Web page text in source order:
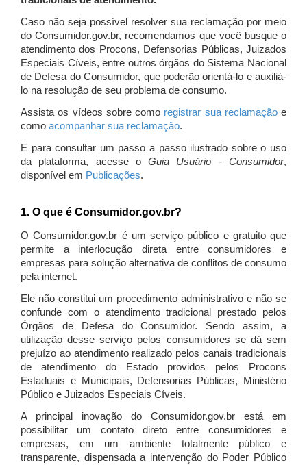
Caso não seja possível resolver sua reclamação por meio
do Consumidor.gov.br, recomendamos que você busque o
atendimento dos Procons, Defensorias Públicas, Juizados
Especiais Cíveis, entre outros órgãos do Sistema Nacional
de Defesa do Consumidor, que poderão orientá-lo e auxiliá-
lo na resolução de seu problema de consumo.
Assista os vídeos sobre como registrar sua reclamaçãoe
como acompanhar sua reclamação.
E para consultar um passo a passo ilustrado sobre o uso
da plataforma, acesse oGuia Usuário - Consumidor,
disponível em Publicações.
1. O que é Consumidor.gov.br?
O Consumidor.gov.br é um serviço público e gratuito que
permite a interlocução direta entre consumidores e
empresas para solução alternativa de conflitos de consumo
pela internet.
Ele não constitui um procedimento administrativo e não se
confunde com o atendimento tradicional prestado pelos
Órgãos de Defesa do Consumidor. Sendo assim, a
utilização desse serviço pelos consumidores se dá sem
prejuízo ao atendimento realizado pelos canais tradicionais
de atendimento do Estado providos pelos Procons
Estaduais e Municipais, Defensorias Públicas, Ministério
Público e Juizados Especiais Cíveis.
A principal inovação do Consumidor.gov.br está em
possibilitar um contato direto entre consumidores e
empresas, em um ambiente totalmente público e
transparente, dispensada a intervenção do Poder Público